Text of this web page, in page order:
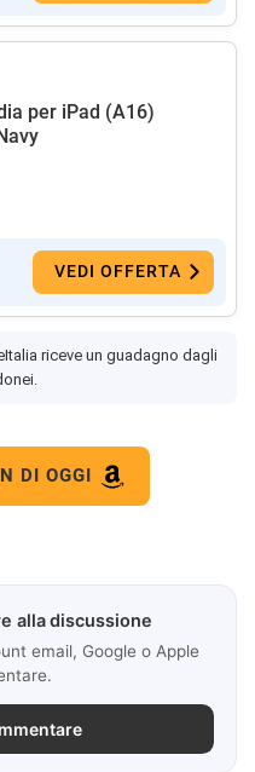
per iPad (A16)
VEDI OFFERTA
riceve un guadagno dagli
DI OGGI
alla discussione
email, Google o Apple